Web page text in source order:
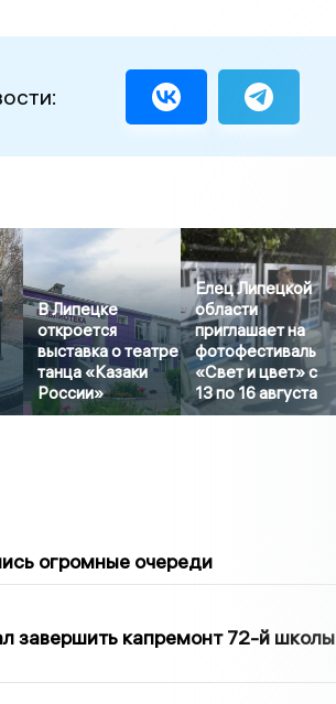
В Липецке
откроется
выставка о театре
танца «Казаки
России»
Елец Липецкой
области
приглашает на
фотофестиваль
«Свет и цвет» с
13 по 16 августа
огромные очереди
завершить капремонт 72-й школы